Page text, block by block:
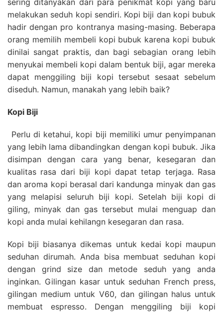
melakukan seduh kopi sendiri. Kopi biji dan kopi bubuk
hadir dengan pro kontranya masing-masing. Beberapa
orang memilih membeli kopi bubuk karena kopi bubuk
dinilai sangat praktis, dan bagi sebagian orang lebih
menyukai membeli kopi dalam bentuk biji, agar mereka
dapat menggiling biji kopi tersebut sesaat sebelum
diseduh. Namun, manakah yang lebih baik?
Kopi Biji
Perlu di ketahui, kopi biji memiliki umur penyimpanan
yang lebih lama dibandingkan dengan kopi bubuk. Jika
disimpan dengan cara yang benar, kesegaran dan
kualitas rasa dari biji kopi dapat tetap terjaga. Rasa
dan aroma kopi berasal dari kandunga minyak dan gas
yang melapisi seluruh biji kopi. Setelah biji kopi di
giling, minyak dan gas tersebut mulai menguap dan
kopi anda mulai kehilangn kesegaran dan rasa.
Kopi biji biasanya dikemas untuk kedai kopi maupun
seduhan dirumah. Anda bisa membuat seduhan kopi
dengan grind size dan metode seduh yang anda
inginkan. Gilingan kasar untuk seduhan French press,
gilingan medium untuk V60, dan gilingan halus untuk
membuat espresso. Dengan menggiling biji kopi